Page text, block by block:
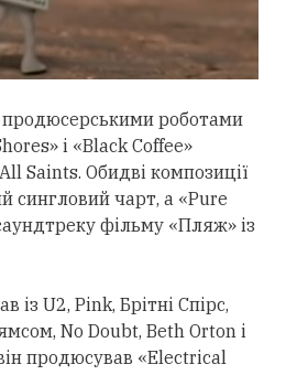
роботами
і «Black Coffee»
Saints. Обидві композиції
сингловий чарт, а «Pure
фільму «Пляж» із
із U2, Pink, Брітні Спірс,
No Doubt, Beth Orton і
продюсував «Electrical